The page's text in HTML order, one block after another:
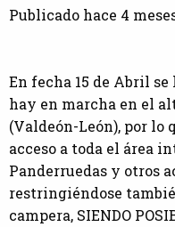
Publicado hace 4
En fecha 15 de Abril
hay en marcha en el
(Valdeón-León), por lo
acceso a toda el área
Panderruedas y otros
restringiéndose
campera, SIENDO